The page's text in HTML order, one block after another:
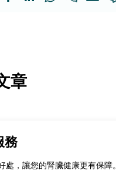
章
務
處，讓您的腎臟健康更有保障。